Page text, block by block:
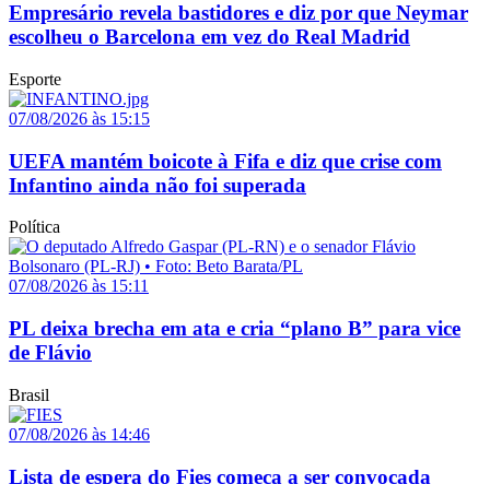
Empresário revela bastidores e diz por que Neymar
escolheu o Barcelona em vez do Real Madrid
Esporte
07/08/2026 às 15:15
UEFA mantém boicote à Fifa e diz que crise com
Infantino ainda não foi superada
Política
07/08/2026 às 15:11
PL deixa brecha em ata e cria “plano B” para vice
de Flávio
Brasil
07/08/2026 às 14:46
Lista de espera do Fies começa a ser convocada